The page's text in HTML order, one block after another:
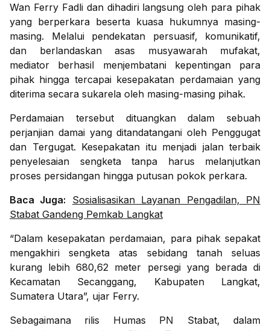
Wan Ferry Fadli dan dihadiri langsung oleh para pihak
yang berperkara beserta kuasa hukumnya masing-
masing. Melalui pendekatan persuasif, komunikatif,
dan berlandaskan asas musyawarah mufakat,
mediator berhasil menjembatani kepentingan para
pihak hingga tercapai kesepakatan perdamaian yang
diterima secara sukarela oleh masing-masing pihak.
Perdamaian tersebut dituangkan dalam sebuah
perjanjian damai yang ditandatangani oleh Penggugat
dan Tergugat. Kesepakatan itu menjadi jalan terbaik
penyelesaian sengketa tanpa harus melanjutkan
proses persidangan hingga putusan pokok perkara.
Baca Juga:
Sosialisasikan Layanan Pengadilan, PN
Stabat Gandeng Pemkab Langkat
“Dalam kesepakatan perdamaian, para pihak sepakat
mengakhiri sengketa atas sebidang tanah seluas
kurang lebih 680,62 meter persegi yang berada di
Kecamatan Secanggang, Kabupaten Langkat,
Sumatera Utara”, ujar Ferry.
Sebagaimana rilis Humas PN Stabat, dalam